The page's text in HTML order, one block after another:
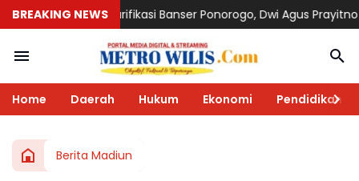
BREAKING NEWS
Banser Ponorogo, Dwi Agus Prayitno Tegaskan Komitmen
Home Daerah Hukum Ekonomi Pendidikan
Berita Madiun